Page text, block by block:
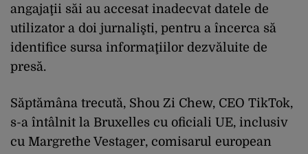
angajaţii săi au accesat inadecvat datele de
utilizator a doi jurnalişti, pentru a încerca să
identifice sursa informaţiilor dezvăluite de
presă.
Săptămâna trecută, Shou Zi Chew, CEO TikTok,
s-a întâlnit la Bruxelles cu oficiali UE, inclusiv
cu Margrethe Vestager, comisarul european